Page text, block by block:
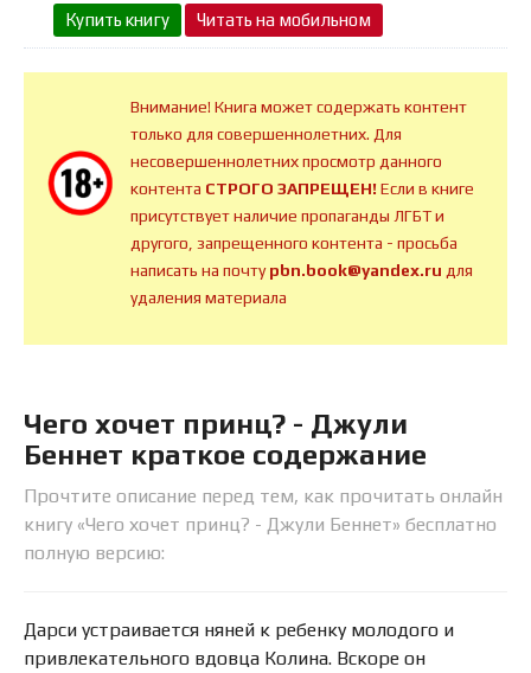
Купить книгу Читать на мобильном
Внимание! Книга может содержать контент
только для совершеннолетних. Для
несовершеннолетних просмотр данного
контента СТРОГО ЗАПРЕЩЕН!Если в книге
присутствует наличие пропаганды ЛГБТ и
другого, запрещенного контента - просьба
написать на почтуpbn.book@yandex.ru для
удаления материала
Чего хочет принц? - Джули
Беннет краткое содержание
Прочтите описание перед тем, как прочитать онлайн
книгу «Чего хочет принц? - Джули Беннет» бесплатно
полную версию:
Дарси устраивается няней к ребенку молодого и
привлекательного вдовца Колина. Вскоре он